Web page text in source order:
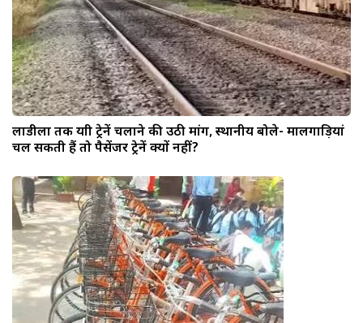
लाडीला तक यात्री ट्रेनें चलाने की उठी मांग, स्थानीय बोले- मालगाड़ियां
चल सकती हैं तो पैसेंजर ट्रेनें क्यों नहीं?